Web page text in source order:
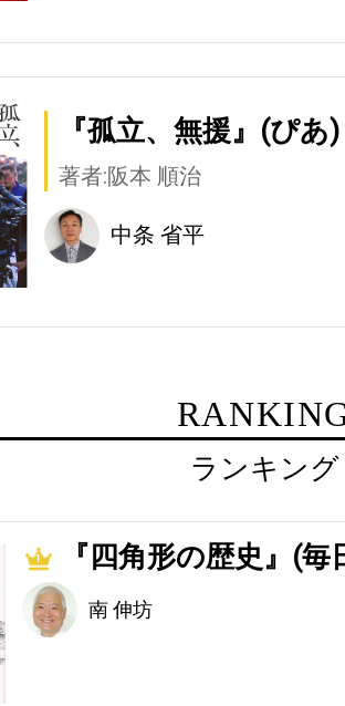
『孤立、無援』(ぴあ)
著者:阪本 順治
中条 省平
ランキング
1 『四角形の歴史』(毎
南 伸坊